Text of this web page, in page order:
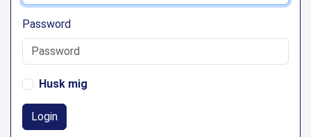
Password
Husk mig
Login